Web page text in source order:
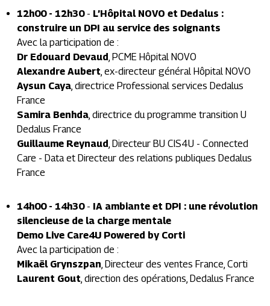
12h00 - 12h30- L’Hôpital NOVO et Dedalus :
construire un DPI au service des soignants
Avec la participation de :
Dr Edouard Devaud, PCME Hôpital NOVO
Alexandre Aubert, ex-directeur général Hôpital NOVO
Aysun Caya, directrice Professional services Dedalus
France
Samira Benhda, directrice du programme transition U
Dedalus France
Guillaume Reynaud, Directeur BU CIS4U - Connected
Care - Data et Directeur des relations publiques Dedalus
France
14h00 - 14h30- IA ambiante et DPI : une révolution
silencieuse de la charge mentale
Demo Live Care4U Powered by Corti
Avec la participation de :
Mikaël Grynszpan, Directeur des ventes France, Corti
Laurent Gout, direction des opérations, Dedalus France